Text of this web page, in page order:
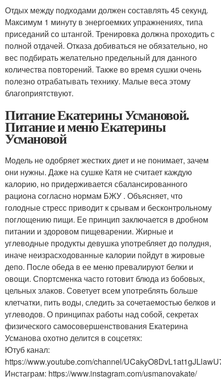
Отдых между подходами должен составлять 45 секунд.
Максимум 1 минуту в энергоемких упражнениях, типа
приседаний со штангой. Тренировка должна проходить с
полной отдачей. Отказа добиваться не обязательно, но
вес подбирать желательно предельный для данного
количества повторений. Также во время сушки очень
полезно отрабатывать технику. Малые веса этому
благоприятствуют.
Питание Екатерины Усмановой.
Питание и меню Екатерины
Усмановой
Модель не одобряет жестких диет и не понимает, зачем
они нужны. Даже на сушке Катя не считает каждую
калорию, но придерживается сбалансированного
рациона согласно нормам БЖУ . Объясняет, что
голодные стресс приводит к срывам и бесконтрольному
поглощению пищи. Ее принцип заключается в дробном
питании и здоровом пищеварении. Жирные и
углеводные продукты девушка употребляет до полудня,
иначе неизрасходованные калории пойдут в жировые
депо. После обеда в ее меню превалируют белки и
овощи. Спортсменка часто готовит блюда из бобовых,
цельных злаков. Советует всем употреблять больше
клетчатки, пить воды, следить за сочетаемостью белков и
углеводов. О принципах работы над собой, секретах
физического самосовершенствования Екатерина
Усманова охотно делится в соцсетях:
Ютуб канал:
https://www.youtube.com/channel/
Инстаграм: https://www.instagram.com/usmanovakate/